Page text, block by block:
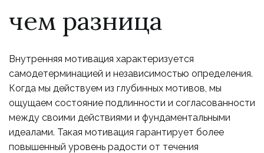
чем разница
Внутренняя мотивация характеризуется
самодетерминацией и независимостью определения.
Когда мы действуем из глубинных мотивов, мы
ощущаем состояние подлинности и согласованности
между своими действиями и фундаментальными
идеалами. Такая мотивация гарантирует более
повышенный уровень радости от течения